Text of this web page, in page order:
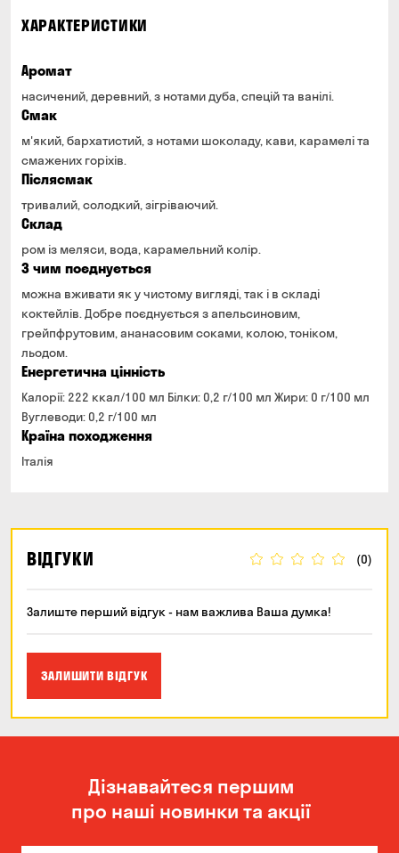
ХАРАКТЕРИСТИКИ
Аромат
насичений, деревний, з нотами дуба, спецій та ванілі.
Смак
м'який, бархатистий, з нотами шоколаду, кави, карамелі та
смажених горіхів.
Післясмак
тривалий, солодкий, зігріваючий.
Склад
ром із меляси, вода, карамельний колір.
З чим поєднується
можна вживати як у чистому вигляді, так і в складі
коктейлів. Добре поєднується з апельсиновим,
грейпфрутовим, ананасовим соками, колою, тоніком,
льодом.
Енергетична цінність
Калорії: 222 ккал/100 мл Білки: 0,2 г/100 мл Жири: 0 г/100 мл
Вуглеводи: 0,2 г/100 мл
Країна походження
Італія
ВІДГУКИ (0)
Залиште перший відгук - нам важлива Ваша думка!
ЗАЛИШИТИ ВІДГУК
Дізнавайтеся першим
про наші новинки та акції